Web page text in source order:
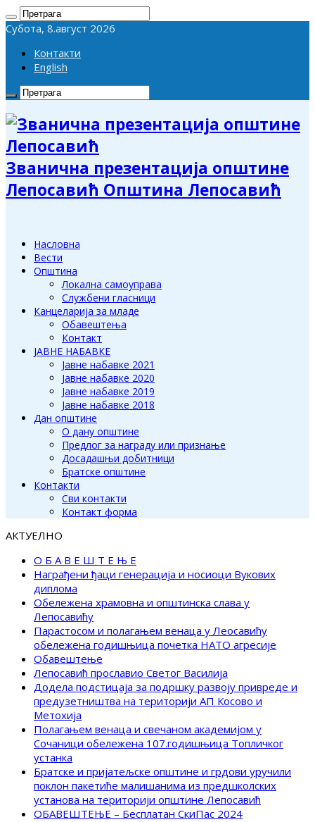
Субота, 8.август 2026
Контакти
English
Званична презентација општине
Лепосавић Општина Лепосавић
Насловна
Вести
Општина
Локална самоуправа
Службени гласници
Канцеларија за младе
Обавештења
Контакт
ЈАВНЕ НАБАВКЕ
Јавне набавке 2021
Јавне набавке 2020
Јавне набавке 2019
Јавне набавке 2018
Дан општине
О дану општине
Предлог за награду или признање
Досадашњи добитници
Братске општине
Контакти
Сви контакти
Контакт форма
АКТУЕЛНО
О Б А В Е Ш Т Е Њ Е
Награђени ђаци генерација и носиоци Вукових
диплома
Обележена храмовна и општинска слава у
Лепосавићу
Парастосом и полагањем венаца у Леосавићу
обележена годишњица почетка НАТО агресије
Обавештење
Лепосавић прославио Светог Василија
Додела подстицаја за подршку развоју привреде и
предузетништва на територији АП Косово и
Метохија
Полагањем венаца и свечаном академијом у
Сочаници обележена 107.годишњица Топличког
устанка
Братске и пријатељске општине и грдови уручили
поклон пакетиће малишанима из предшколских
установа на територији општине Лепосавић
ОБАВЕШТЕЊЕ – Бесплатан СкиПас 2024